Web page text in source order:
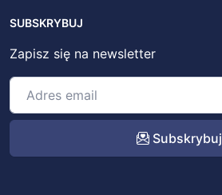
SUBSKRYBUJ
Zapisz się na newsletter
Subskrybuj